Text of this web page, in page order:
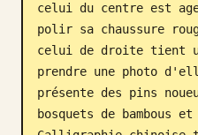
celui du centre est
polir sa chaussure
celui de droite tient
prendre une photo
présente des pins
bosquets de bambous